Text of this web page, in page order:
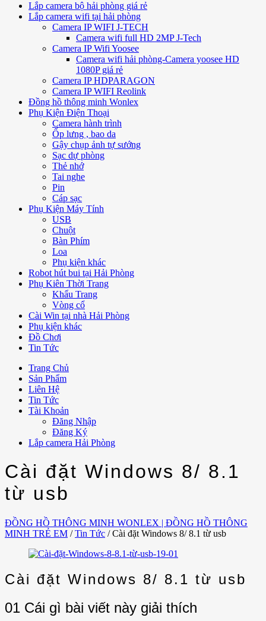
Lắp camera bộ hải phòng giá rẻ
Lắp camera wifi tại hải phòng
Camera IP WIFI J-TECH
Camera wifi full HD 2MP J-Tech
Camera IP Wifi Yoosee
Camera wifi hải phòng-Camera yoosee HD
1080P giá rẻ
Camera IP HDPARAGON
Camera IP WIFI Reolink
Đồng hồ thông minh Wonlex
Phụ Kiện Điện Thoại
Camera hành trình
Ốp lưng , bao da
Gậy chụp ảnh tự sướng
Sạc dự phòng
Thẻ nhớ
Tai nghe
Pin
Cáp sạc
Phụ Kiện Máy Tính
USB
Chuột
Bàn Phím
Loa
Phụ kiện khác
Robot hút bui tại Hải Phòng
Phụ Kiên Thời Trang
Khẩu Trang
Vòng cổ
Cài Win tại nhà Hải Phòng
Phụ kiện khác
Đồ Chơi
Tin Tức
Trang Chủ
Sản Phẩm
Liên Hệ
Tin Tức
Tài Khoản
Đăng Nhập
Đăng Ký
Lắp camera Hải Phòng
Cài đặt Windows 8/ 8.1
từ usb
ĐỒNG HỒ THÔNG MINH WONLEX | ĐỒNG HỒ THÔNG
MINH TRẺ EM / Tin Tức / Cài đặt Windows 8/ 8.1 từ usb
Cài đặt Windows 8/ 8.1 từ usb
01 Cái gì bài viết này giải thích